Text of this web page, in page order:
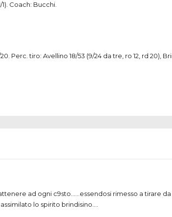
1). Coach: Bucchi.
Perc. tiro: Avellino 18/53 (9/24 da tre, ro 12, rd 20),
ad ogni c9sto……essendosi rimesso a tirare
lo spirito brindisino….